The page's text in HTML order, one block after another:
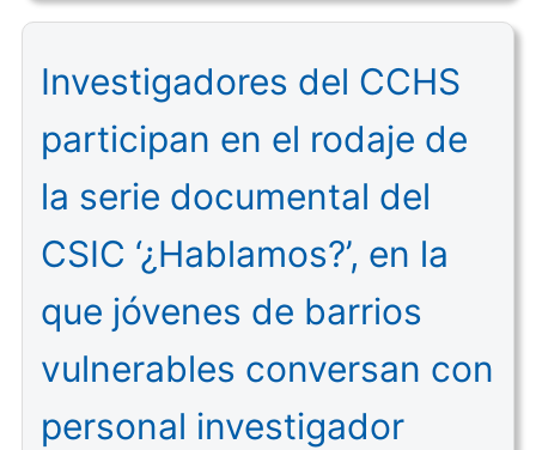
Investigadores del CCHS
participan en el rodaje de
la serie documental del
CSIC ‘¿Hablamos?’, en la
que jóvenes de barrios
vulnerables conversan con
personal investigador